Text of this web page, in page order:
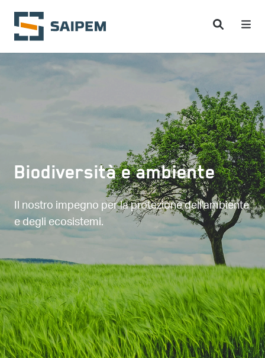
Salta al contenuto principale
Biodiversità e ambiente
Il nostro impegno per la protezione dell'ambiente
e degli ecosistemi.